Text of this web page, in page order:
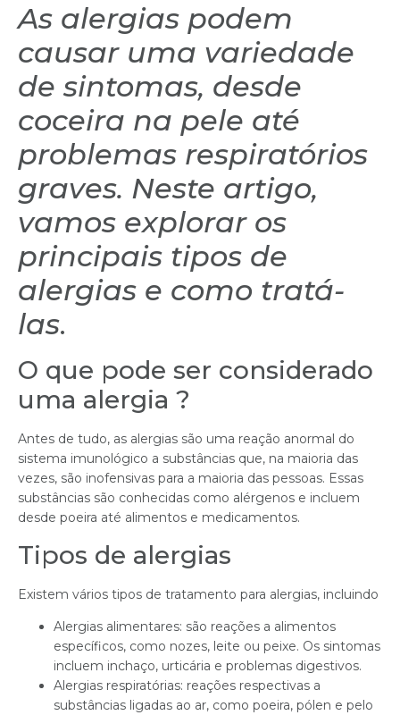
As alergias podem
causar uma variedade
de sintomas, desde
coceira na pele até
problemas respiratórios
graves. Neste artigo,
vamos explorar os
principais tipos de
alergias e como tratá-
las.
O que pode ser considerado
uma alergia ?
Antes de tudo, as alergias são uma reação anormal do
sistema imunológico a substâncias que, na maioria das
vezes, são inofensivas para a maioria das pessoas. Essas
substâncias são conhecidas como alérgenos e incluem
desde poeira até alimentos e medicamentos.
Tipos de alergias
Existem vários tipos de tratamento para alergias, incluindo
Alergias alimentares: são reações a alimentos
específicos, como nozes, leite ou peixe. Os sintomas
incluem inchaço, urticária e problemas digestivos.
Alergias respiratórias: reações respectivas a
substâncias ligadas ao ar, como poeira, pólen e pelo